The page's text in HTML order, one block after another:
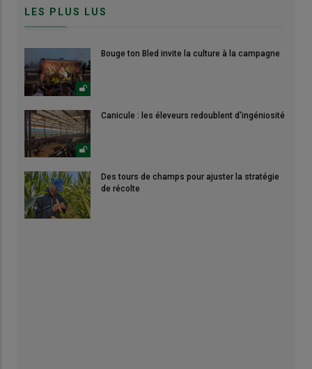
LES PLUS LUS
Bouge ton Bled invite la culture à la campagne
Canicule : les éleveurs redoublent d'ingéniosité
Des tours de champs pour ajuster la stratégie
de récolte